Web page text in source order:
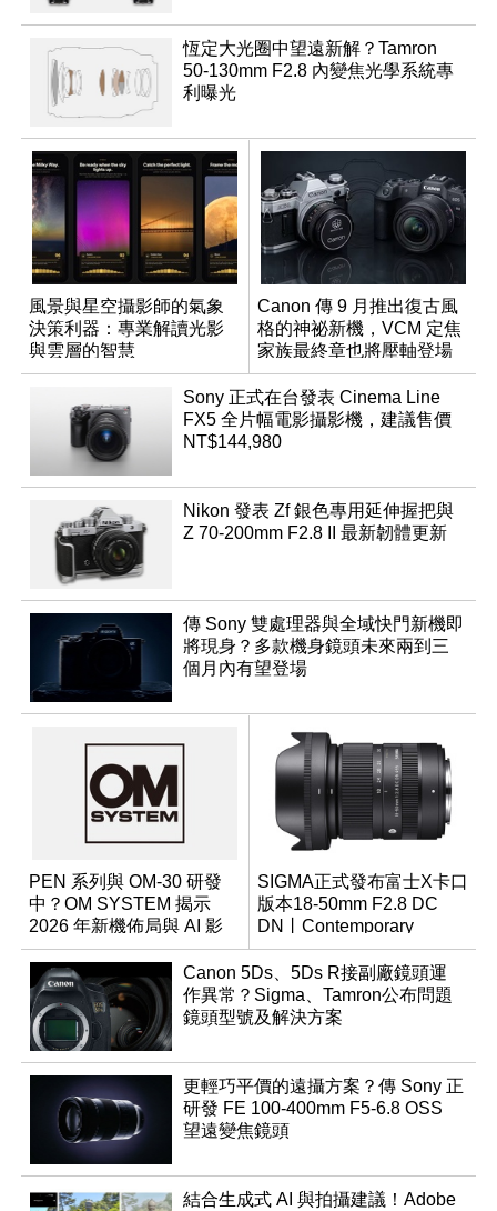
恆定大光圈中望遠新解？Tamron
50-130mm F2.8 內變焦光學系統專
利曝光
風景與星空攝影師的氣象
決策利器：專業解讀光影
與雲層的智慧
App「Atmos」登場
Canon 傳 9 月推出復古風
格的神祕新機，VCM 定焦
家族最終章也將壓軸登場
Sony 正式在台發表 Cinema Line
FX5 全片幅電影攝影機，建議售價
NT$144,980
Nikon 發表 Zf 銀色專用延伸握把與
Z 70-200mm F2.8 II 最新韌體更新
傳 Sony 雙處理器與全域快門新機即
將現身？多款機身鏡頭未來兩到三
個月內有望登場
PEN 系列與 OM-30 研發
中？OM SYSTEM 揭示
2026 年新機佈局與 AI 影
像藍圖
SIGMA正式發布富士X卡口
版本18-50mm F2.8 DC
DN丨Contemporary
Canon 5Ds、5Ds R接副廠鏡頭運
作異常？Sigma、Tamron公布問題
鏡頭型號及解決方案
更輕巧平價的遠攝方案？傳 Sony 正
研發 FE 100-400mm F5-6.8 OSS
望遠變焦鏡頭
結合生成式 AI 與拍攝建議！Adobe